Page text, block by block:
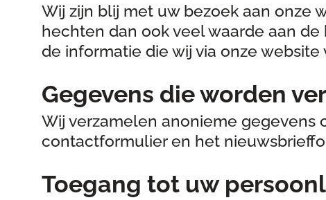
Wij zijn blij met uw bezoek aan onze
hechten dan ook veel waarde aan
de informatie die wij via onze
Gegevens die worden
Wij verzamelen anonieme gegevens
contactformulier en het
Toegang tot uw